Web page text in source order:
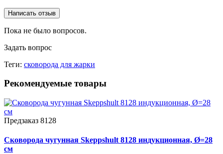
Написать отзыв
Пока не было вопросов.
Задать вопрос
Теги: сковорода для жарки
Рекомендуемые товары
Предзаказ 8128
Сковорода чугунная Skeppshult 8128 индукционная, Ø=28
см